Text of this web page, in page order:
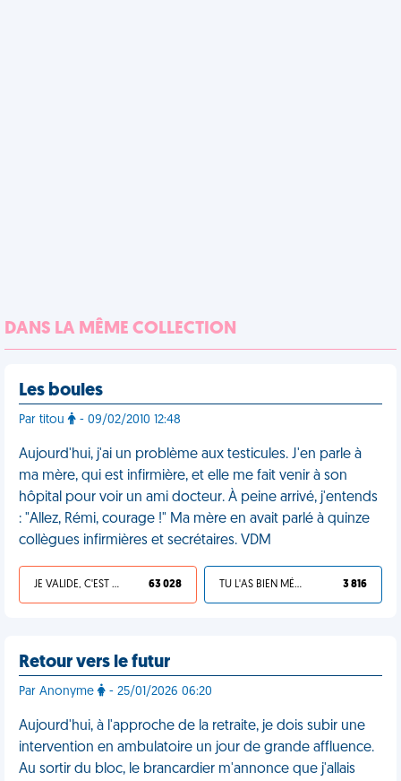
DANS LA MÊME COLLECTION
Les boules
Par titou - 09/02/2010 12:48
Aujourd'hui, j'ai un problème aux testicules. J'en parle à
ma mère, qui est infirmière, et elle me fait venir à son
hôpital pour voir un ami docteur. À peine arrivé, j'entends
: "Allez, Rémi, courage !" Ma mère en avait parlé à quinze
collègues infirmières et secrétaires. VDM
JE VALIDE, C'EST UNE VDM 63 028 TU L'AS BIEN MÉRITÉ 3 816
Retour vers le futur
Par Anonyme - 25/01/2026 06:20
Aujourd'hui, à l'approche de la retraite, je dois subir une
intervention en ambulatoire un jour de grande affluence.
Au sortir du bloc, le brancardier m'annonce que j'allais